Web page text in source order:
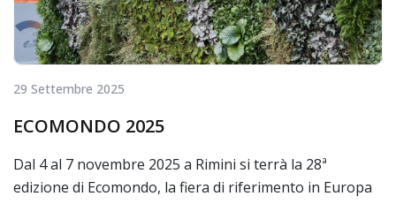
29 Settembre 2025
ECOMONDO 2025
Dal 4 al 7 novembre 2025 a Rimini si terrà la 28ª
edizione di Ecomondo, la fiera di riferimento in Europa